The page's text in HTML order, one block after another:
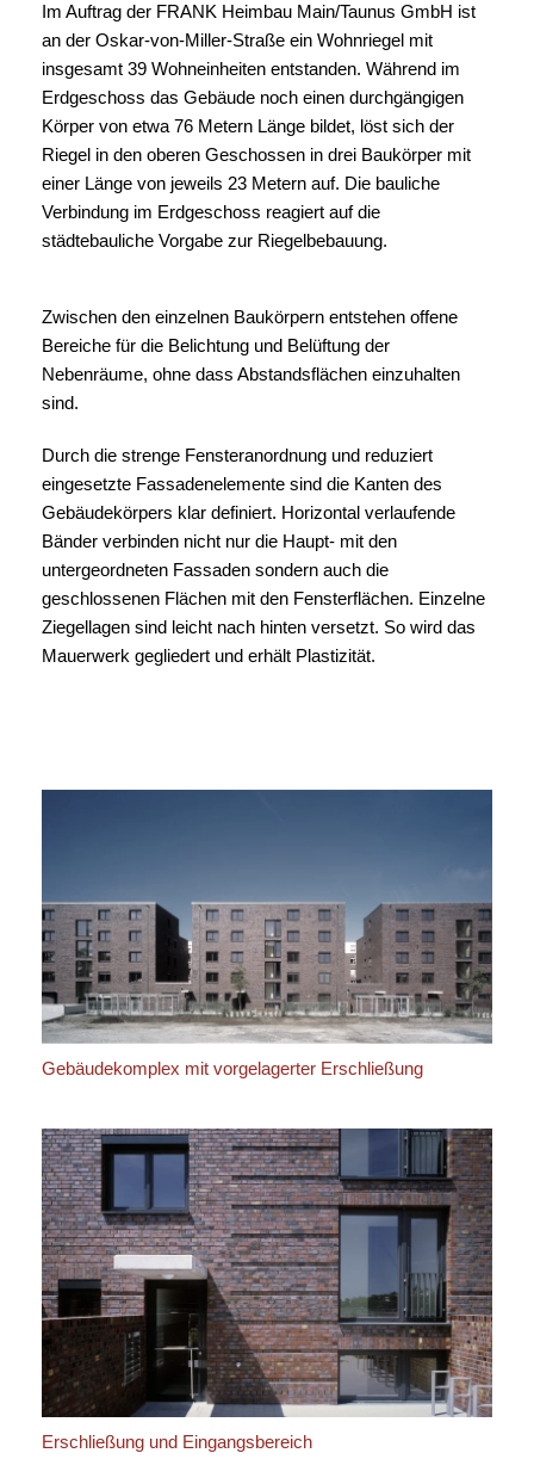
Im Auftrag der FRANK Heimbau Main/Taunus GmbH ist
an der Oskar-von-Miller-Straße ein Wohnriegel mit
insgesamt 39 Wohneinheiten entstanden. Während im
Erdgeschoss das Gebäude noch einen durchgängigen
Körper von etwa 76 Metern Länge bildet, löst sich der
Riegel in den oberen Geschossen in drei Baukörper mit
einer Länge von jeweils 23 Metern auf. Die bauliche
Verbindung im Erdgeschoss reagiert auf die
städtebauliche Vorgabe zur Riegelbebauung.
Zwischen den einzelnen Baukörpern entstehen offene
Bereiche für die Belichtung und Belüftung der
Nebenräume, ohne dass Abstandsflächen einzuhalten
sind.
Durch die strenge Fensteranordnung und reduziert
eingesetzte Fassadenelemente sind die Kanten des
Gebäudekörpers klar definiert. Horizontal verlaufende
Bänder verbinden nicht nur die Haupt- mit den
untergeordneten Fassaden sondern auch die
geschlossenen Flächen mit den Fensterflächen. Einzelne
Ziegellagen sind leicht nach hinten versetzt. So wird das
Mauerwerk gegliedert und erhält Plastizität.
Gebäudekomplex mit vorgelagerter Erschließung
Erschließung und Eingangsbereich